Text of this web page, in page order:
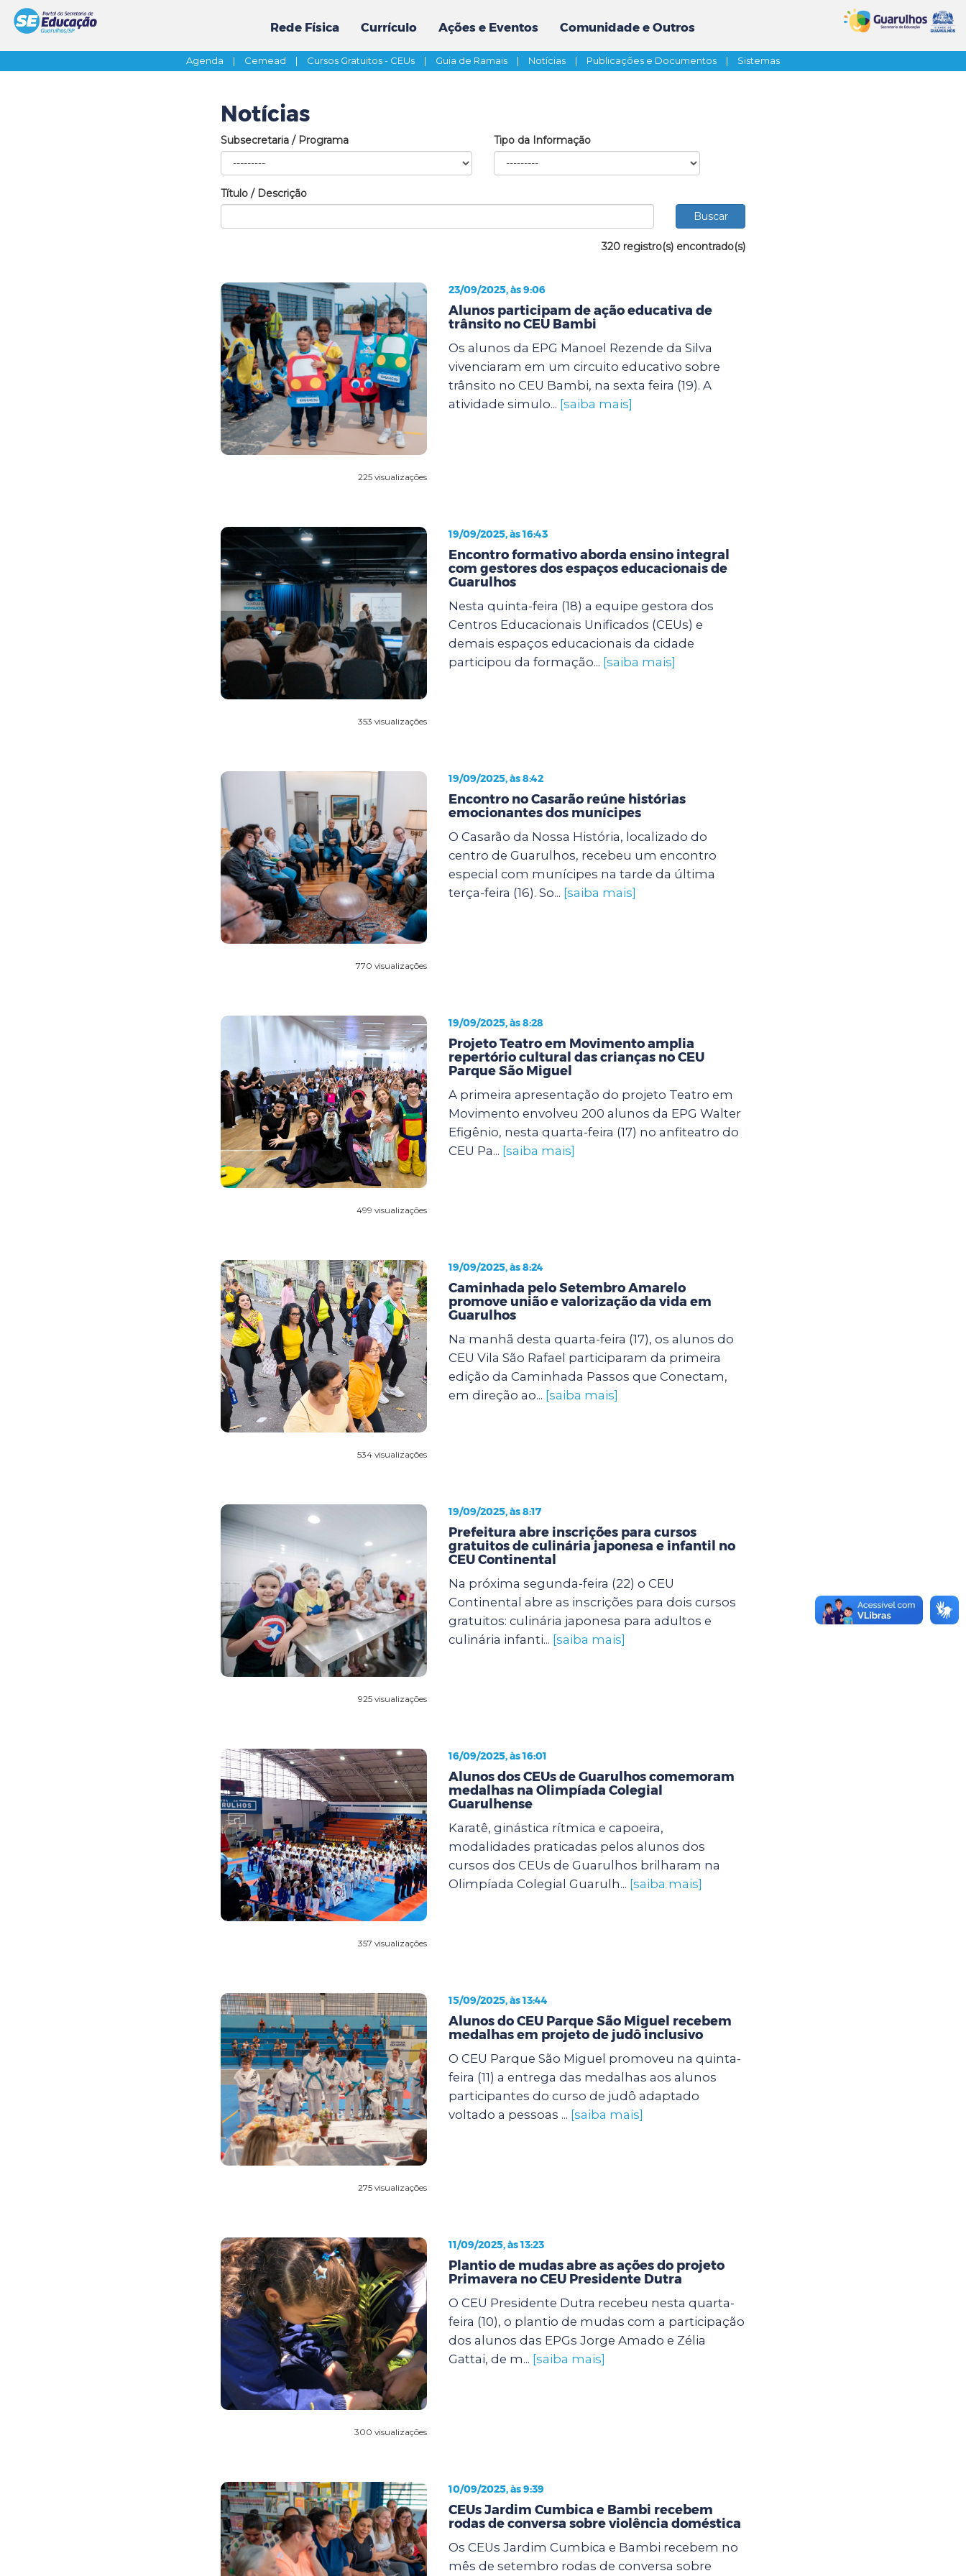
Rede Física Currículo Ações e Eventos Comunidade e Outros
Agenda | Cemead | Cursos Gratuitos - CEUs | Guia de Ramais | Notícias | Publicações e Documentos | Sistemas
Notícias
Subsecretaria / Programa Tipo da Informação
Título / Descrição
320 registro(s) encontrado(s)
225 visualizações
23/09/2025, às 9:06
Alunos participam de ação educativa de
trânsito no CEU Bambi
Os alunos da EPG Manoel Rezende da Silva
vivenciaram em um circuito educativo sobre
trânsito no CEU Bambi, na sexta feira (19). A
atividade simulo... [saiba mais]
353 visualizações
19/09/2025, às 16:43
Encontro formativo aborda ensino integral
com gestores dos espaços educacionais de
Guarulhos
Nesta quinta-feira (18) a equipe gestora dos
Centros Educacionais Unificados (CEUs) e
demais espaços educacionais da cidade
participou da formação... [saiba mais]
770 visualizações
19/09/2025, às 8:42
Encontro no Casarão reúne histórias
emocionantes dos munícipes
O Casarão da Nossa História, localizado do
centro de Guarulhos, recebeu um encontro
especial com munícipes na tarde da última
terça-feira (16). So... [saiba mais]
499 visualizações
19/09/2025, às 8:28
Projeto Teatro em Movimento amplia
repertório cultural das crianças no CEU
Parque São Miguel
A primeira apresentação do projeto Teatro em
Movimento envolveu 200 alunos da EPG Walter
Efigênio, nesta quarta-feira (17) no anfiteatro do
CEU Pa... [saiba mais]
534 visualizações
19/09/2025, às 8:24
Caminhada pelo Setembro Amarelo
promove união e valorização da vida em
Guarulhos
Na manhã desta quarta-feira (17), os alunos do
CEU Vila São Rafael participaram da primeira
edição da Caminhada Passos que Conectam,
em direção ao... [saiba mais]
925 visualizações
19/09/2025, às 8:17
Prefeitura abre inscrições para cursos
gratuitos de culinária japonesa e infantil no
CEU Continental
Na próxima segunda-feira (22) o CEU
Continental abre as inscrições para dois cursos
gratuitos: culinária japonesa para adultos e
culinária infanti... [saiba mais]
357 visualizações
16/09/2025, às 16:01
Alunos dos CEUs de Guarulhos comemoram
medalhas na Olimpíada Colegial
Guarulhense
Karatê, ginástica rítmica e capoeira,
modalidades praticadas pelos alunos dos
cursos dos CEUs de Guarulhos brilharam na
Olimpíada Colegial Guarulh... [saiba mais]
275 visualizações
15/09/2025, às 13:44
Alunos do CEU Parque São Miguel recebem
medalhas em projeto de judô inclusivo
O CEU Parque São Miguel promoveu na quinta-
feira (11) a entrega das medalhas aos alunos
participantes do curso de judô adaptado
voltado a pessoas ... [saiba mais]
300 visualizações
11/09/2025, às 13:23
Plantio de mudas abre as ações do projeto
Primavera no CEU Presidente Dutra
O CEU Presidente Dutra recebeu nesta quarta-
feira (10), o plantio de mudas com a participação
dos alunos das EPGs Jorge Amado e Zélia
Gattai, de m... [saiba mais]
10/09/2025, às 9:39
CEUs Jardim Cumbica e Bambi recebem
rodas de conversa sobre violência doméstica
Os CEUs Jardim Cumbica e Bambi recebem no
mês de setembro rodas de conversa sobre